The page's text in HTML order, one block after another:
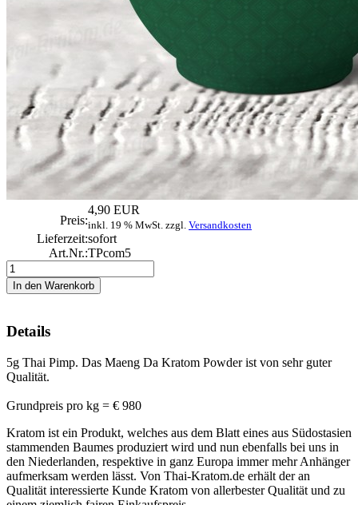
Preis:
4,90 EUR
inkl. 19 % MwSt. zzgl. Versandkosten
Lieferzeit:sofort
Art.Nr.:TPcom5
Details
5g Thai Pimp. Das Maeng Da Kratom Powder ist von sehr guter
Qualität.
Grundpreis pro kg = € 980
Kratom ist ein Produkt, welches aus dem Blatt eines aus Südostasien
stammenden Baumes produziert wird und nun ebenfalls bei uns in
den Niederlanden, respektive in ganz Europa immer mehr Anhänger
aufmerksam werden lässt. Von Thai-Kratom.de erhält der an
Qualität interessierte Kunde Kratom von allerbester Qualität und zu